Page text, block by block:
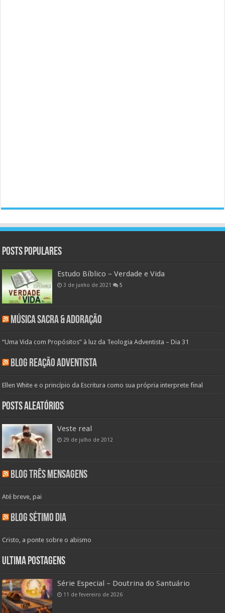
Posts populares
Estudo Bíblico – Verdade e Vida
3 de junho de 2021 5
Música Sacra & Adoração
“Uma Vida com Propósitos” à luz da Teologia Adventista – Dia 31
Blog Reação Adventista
Ellen White e o princípio da Escritura como sua própria interprete final
Posts aleatórios
Veste real
29 de julho de 2012
Blog Três Mensagens
Até breve, pai
Blog Sétimo Dia
Cristo, a ponte sobre o abismo
Ultima Postagens
Série Especial – Doutrina do Santuário
11 de fevereiro de 2026